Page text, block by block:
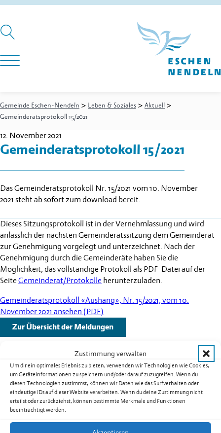
Zustimmung verwalten
Um dir ein optimales Erlebnis zu bieten, verwenden wir Technologien wie Cookies,
um Geräteinformationen zu speichern und/oder darauf zuzugreifen. Wenn du
diesen Technologien zustimmst, können wir Daten wie das Surfverhalten oder
eindeutige IDs auf dieser Website verarbeiten. Wenn du deine Zustimmung nicht
erteilst oder zurückziehst, können bestimmte Merkmale und Funktionen
beeinträchtigt werden.
Gemeinde Eschen-Nendeln > Leben & Soziales > Aktuell >
Gemeinderatsprotokoll 15/2021
12. November 2021
Gemeinderatsprotokoll 15/2021
Das Gemeinderatsprotokoll Nr. 15/2021 vom 10. November
2021 steht ab sofort zum download bereit.
Dieses Sitzungsprotokoll ist in der Vernehmlassung und wird
anlässlich der nächsten Gemeinderatssitzung dem Gemeinderat
zur Genehmigung vorgelegt und unterzeichnet. Nach der
Genehmigung durch die Gemeinderäte haben Sie die
Möglichkeit, das vollständige Protokoll als PDF-Datei auf der
SeiteGemeinderat/Protokolle herunterzuladen.
Gemeinderatsprotokoll «Aushang», Nr. 15/2021, vom 10.
November 2021 ansehen (PDF)
Zur Übersicht der Meldungen
Weitere Schlagzeilen
Warnung vor sehr grosser Flur- und
Waldbrandgefahr – Erlass eines absoluten